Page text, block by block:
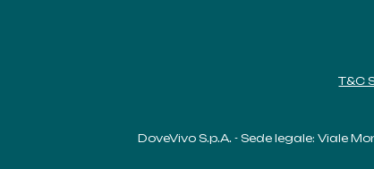
T&C
DoveVivo S.p.A. - Sede legale: Viale